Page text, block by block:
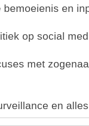
en
op social
met
en